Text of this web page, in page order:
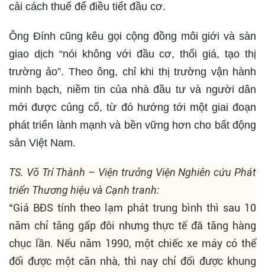
cải cách thuế để điều tiết đầu cơ.
Ông Đính cũng kêu gọi cộng đồng môi giới và sàn
giao dịch “nói không với đầu cơ, thổi giá, tạo thị
trường ảo”. Theo ông, chỉ khi thị trường vận hành
minh bạch, niềm tin của nhà đầu tư và người dân
mới được củng cố, từ đó hướng tới một giai đoạn
phát triển lành mạnh và bền vững hơn cho bất động
sản Việt Nam.
TS. Võ Trí Thành – Viện trưởng Viện Nghiên cứu Phát
triển Thương hiệu và Cạnh tranh:
“Giá BĐS tính theo lạm phát trung bình thì sau 10
năm chỉ tăng gấp đôi nhưng thực tế đã tăng hàng
chục lần. Nếu năm 1990, một chiếc xe máy có thể
đổi được một căn nhà, thì nay chỉ đổi được khung